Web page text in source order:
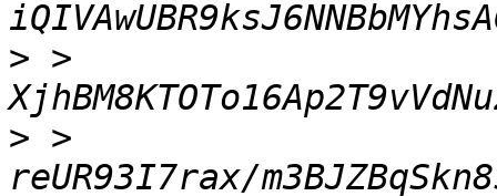
> >
> >